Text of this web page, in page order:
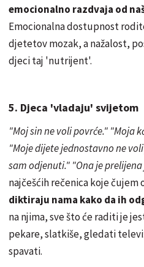
emocionalno razdvaja od
Emocionalna dostupnost
djetetov mozak, a nažalost,
djeci taj 'nutrijent'.
5. Djeca 'vladaju' svijetom
"Moj sin ne voli povrće." "Moja
"Moje dijete jednostavno ne
sam odjenuti." "Ona je
najčešćih rečenica koje čujem
diktiraju nama kako da ih
na njima, sve što će raditi je
pekare, slatkiše, gledati
spavati.